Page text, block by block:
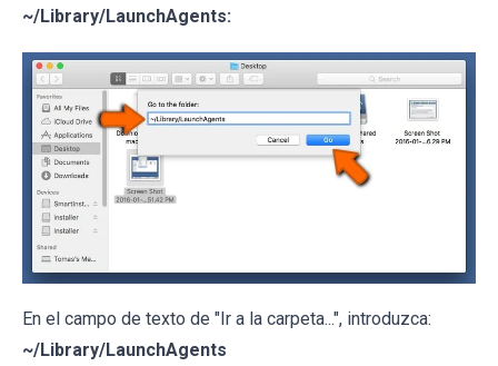
~/Library/LaunchAgents:
En el campo de texto de "Ir a la carpeta...", introduzca:
~/Library/LaunchAgents